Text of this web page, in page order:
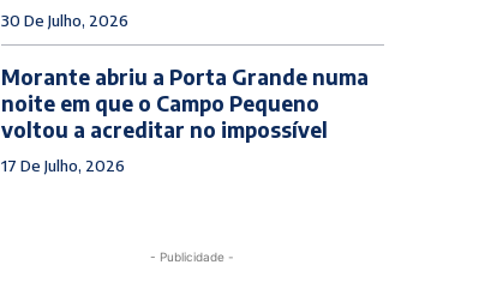
30 De Julho, 2026
Morante abriu a Porta Grande numa
noite em que o Campo Pequeno
voltou a acreditar no impossível
17 De Julho, 2026
- Publicidade -